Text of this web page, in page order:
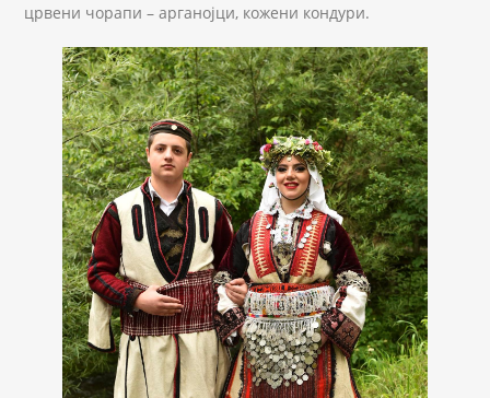
црвени чорапи – арганојци, кожени кондури.
_NAC2707.JPG